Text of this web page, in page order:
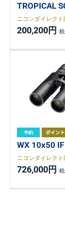
TROPICAL
ニコンダイレク
200,200円
WX 10x50 IF
ニコンダイレク
726,000円